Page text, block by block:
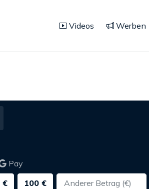
Videos Werben
Pay
€ 100 €